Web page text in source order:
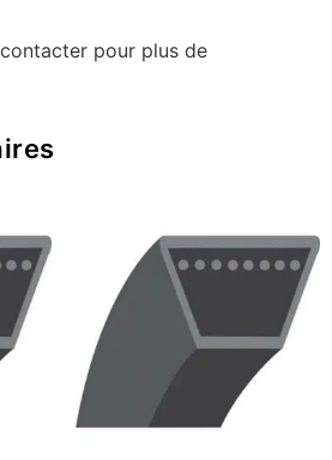
pour plus de